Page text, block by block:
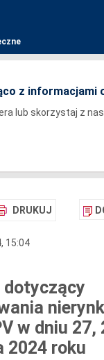
z informacjami
lub skorzystaj z
DRUKUJ
15:04
dotyczący
w dniu 27,
2024 roku